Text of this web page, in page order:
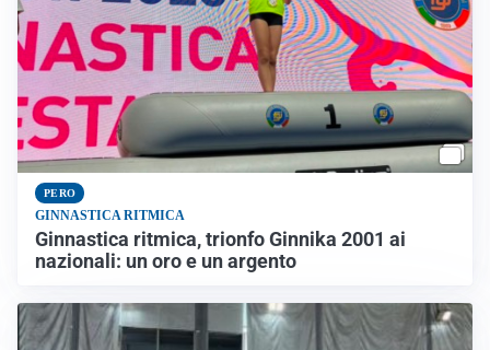
PERO
GINNASTICA RITMICA
Ginnastica ritmica, trionfo Ginnika 2001 ai
nazionali: un oro e un argento